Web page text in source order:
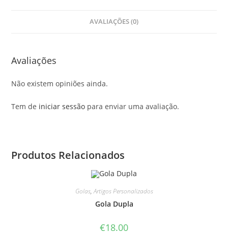
AVALIAÇÕES (0)
Avaliações
Não existem opiniões ainda.
Tem de iniciar sessão para enviar uma avaliação.
Produtos Relacionados
Golas,Artigos Personalizados
Gola Dupla
€18.00